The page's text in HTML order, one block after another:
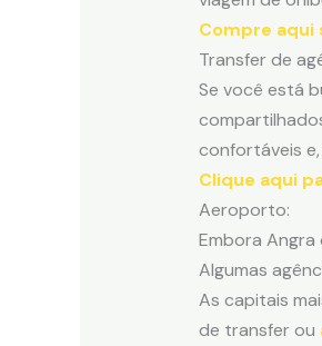
Compre aqui
Transfer de
Se você está
confortáveis
Clique aqui
Aeroporto:
Embora
Algumas
As capitais
de transfer ou